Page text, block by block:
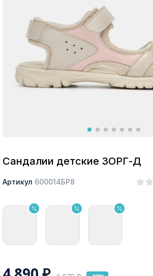
Москва
Сандалии детские ЗОРГ-Д
Артикул 600014БР8